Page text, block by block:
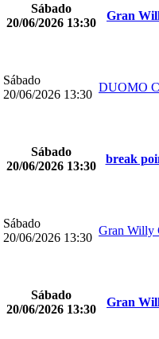
Sábado
20/06/2026 13:30
Gran
Sábado
20/06/2026 13:30
DUOMO
Sábado
20/06/2026 13:30
break
Sábado
20/06/2026 13:30
Gran Willy
Sábado
20/06/2026 13:30
Gran